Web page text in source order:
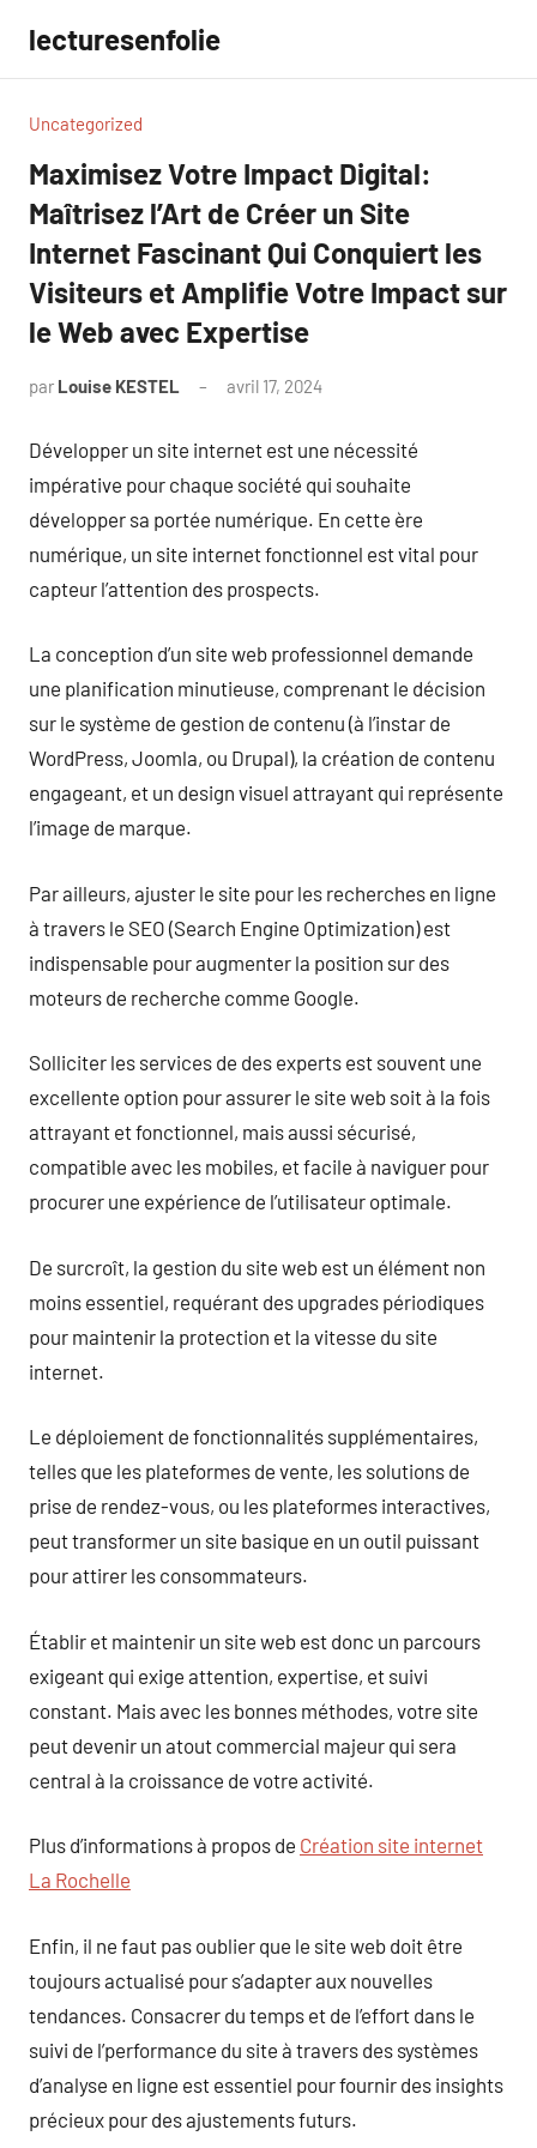
contenu
lecturesenfolie
Uncategorized
Maximisez Votre Impact Digital:
Maîtrisez l’Art de Créer un Site
Internet Fascinant Qui Conquiert les
Visiteurs et Amplifie Votre Impact sur
le Web avec Expertise
par Louise KESTEL avril 17, 2024
Développer un site internet est une nécessité
impérative pour chaque société qui souhaite
développer sa portée numérique. En cette ère
numérique, un site internet fonctionnel est vital pour
capteur l’attention des prospects.
La conception d’un site web professionnel demande
une planification minutieuse, comprenant le décision
sur le système de gestion de contenu (à l’instar de
WordPress, Joomla, ou Drupal), la création de contenu
engageant, et un design visuel attrayant qui représente
l’image de marque.
Par ailleurs, ajuster le site pour les recherches en ligne
à travers le SEO (Search Engine Optimization) est
indispensable pour augmenter la position sur des
moteurs de recherche comme Google.
Solliciter les services de des experts est souvent une
excellente option pour assurer le site web soit à la fois
attrayant et fonctionnel, mais aussi sécurisé,
compatible avec les mobiles, et facile à naviguer pour
procurer une expérience de l’utilisateur optimale.
De surcroît, la gestion du site web est un élément non
moins essentiel, requérant des upgrades périodiques
pour maintenir la protection et la vitesse du site
internet.
Le déploiement de fonctionnalités supplémentaires,
telles que les plateformes de vente, les solutions de
prise de rendez-vous, ou les plateformes interactives,
peut transformer un site basique en un outil puissant
pour attirer les consommateurs.
Établir et maintenir un site web est donc un parcours
exigeant qui exige attention, expertise, et suivi
constant. Mais avec les bonnes méthodes, votre site
peut devenir un atout commercial majeur qui sera
central à la croissance de votre activité.
Plus d’informations à propos de Création site internet
La Rochelle
Enfin, il ne faut pas oublier que le site web doit être
toujours actualisé pour s’adapter aux nouvelles
tendances. Consacrer du temps et de l’effort dans le
suivi de l’performance du site à travers des systèmes
d’analyse en ligne est essentiel pour fournir des insights
précieux pour des ajustements futurs.